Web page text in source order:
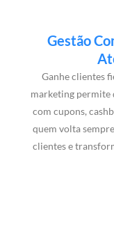
Gestão
Ganhe clientes
marketing permite
com cupons,
quem volta
clientes e